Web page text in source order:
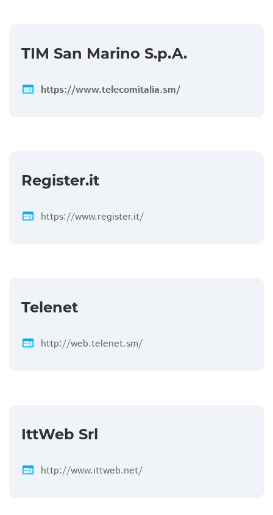
TIM San Marino S.p.A.
web https://www.telecomitalia.sm/
Register.it
web https://www.register.it/
Telenet
web http://web.telenet.sm/
IttWeb Srl
web http://www.ittweb.net/